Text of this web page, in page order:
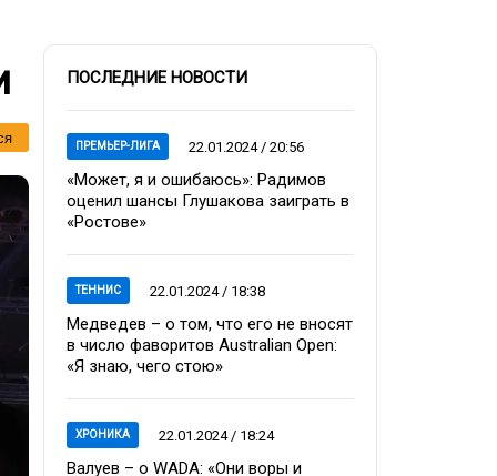
ПОСЛЕДНИЕ НОВОСТИ
ПРЕМЬЕР-ЛИГА 22.01.2024 / 20:56
«Может, я и ошибаюсь»: Радимов
оценил шансы Глушакова заиграть в
«Ростове»
ТЕННИС 22.01.2024 / 18:38
Медведев – о том, что его не вносят
в число фаворитов Australian Open:
«Я знаю, чего стою»
ХРОНИКА 22.01.2024 / 18:24
Валуев – о WADA: «Они воры и